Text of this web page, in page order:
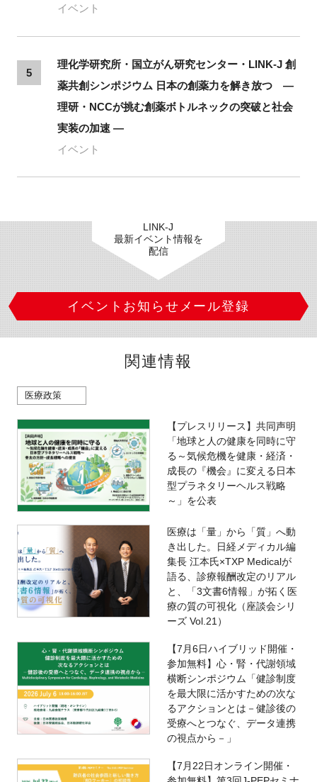
イベント
5
理化学研究所・国立がん研究センター・LINK-J 創
薬共創シンポジウム 日本の創薬力を解き放つ ―
理研・NCCが挑む創薬ボトルネックの突破と社会
実装の加速 ―
イベント
LINK-J
最新イベント情報を
配信
イベントお知らせメール登録
関連情報
医療政策
【プレスリリース】共同声明
「地球と人の健康を同時に守
る～気候危機を健康・経済・
成長の『機会』に変える日本
型プラネタリーヘルス戦略
～」を公表
医療は「量」から「質」へ動
き出した。日経メディカル編
集長 江本氏×TXP Medicalが
語る、診療報酬改定のリアル
と、「3文書6情報」が拓く医
療の質の可視化（座談会シリ
ーズ Vol.21）
【7月6日ハイブリッド開催・
参加無料】心・腎・代謝領域
横断シンポジウム「健診制度
を最大限に活かすための次な
るアクションとは－健診後の
受療へとつなぐ、データ連携
の視点から－」
【7月22日オンライン開催・